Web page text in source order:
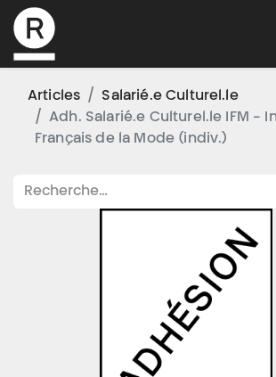
Articles
Salarié.e Culturel.le
Adh. Salarié.e Culturel.le IFM -
Français de la Mode (indiv.)